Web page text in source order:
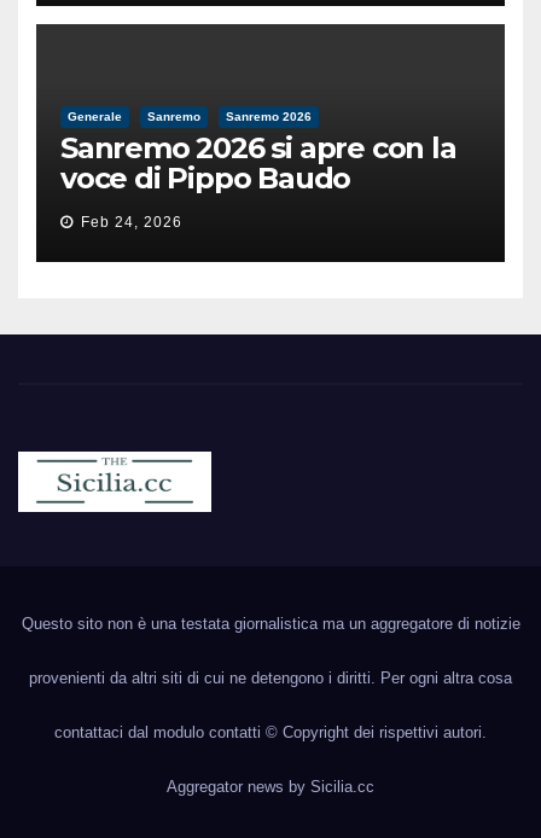
Generale Sanremo Sanremo 2026
Sanremo 2026 si apre con la
voce di Pippo Baudo
Feb 24, 2026
Questo sito non è una testata giornalistica ma un aggregatore di notizie
provenienti da altri siti di cui ne detengono i diritti. Per ogni altra cosa
contattaci dal modulo contatti © Copyright dei rispettivi autori.
Aggregator news by Sicilia.cc